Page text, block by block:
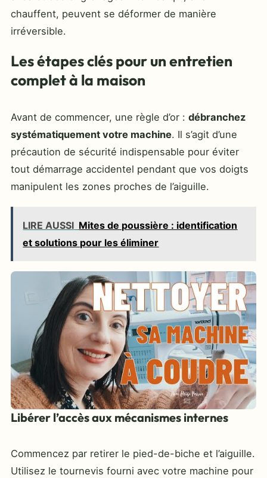
chauffent, peuvent se déformer de manière
irréversible.
Les étapes clés pour un entretien
complet à la maison
Avant de commencer, une règle d’or : débranchez
systématiquement votre machine. Il s’agit d’une
précaution de sécurité indispensable pour éviter
tout démarrage accidentel pendant que vos doigts
manipulent les zones proches de l’aiguille.
LIRE AUSSI Mites de poussière : identification
et solutions pour les éliminer
Libérer l’accès aux mécanismes internes
Commencez par retirer le pied-de-biche et l’aiguille.
Utilisez le tournevis fourni avec votre machine pour